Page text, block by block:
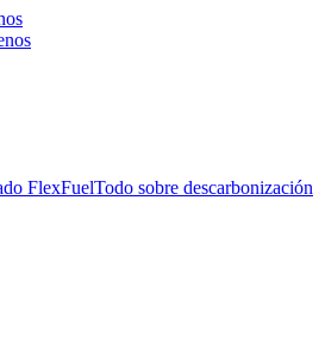
FlexFuelTodo sobre descarbonización